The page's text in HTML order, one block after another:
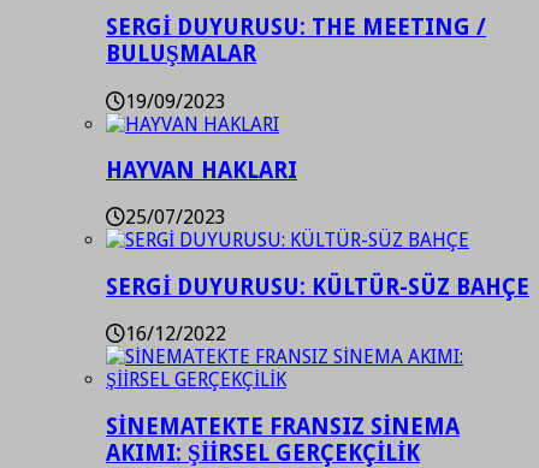
SERGİ DUYURUSU: THE MEETING /
BULUŞMALAR
19/09/2023
HAYVAN HAKLARI
25/07/2023
SERGİ DUYURUSU: KÜLTÜR-SÜZ BAHÇE
16/12/2022
SİNEMATEKTE FRANSIZ SİNEMA
AKIMI: ŞİİRSEL GERÇEKÇİLİK